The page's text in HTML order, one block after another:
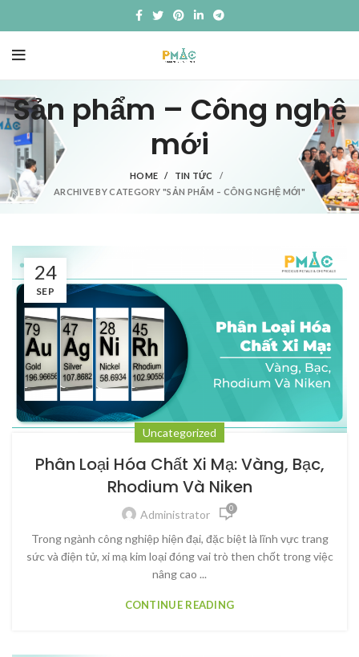
Sản phẩm – Công nghệ
mới
HOME
TIN TỨC
ARCHIVE BY CATEGORY "SẢN PHẨM – CÔNG NGHỆ MỚI"
24
SEP
Uncategorized
Phân Loại Hóa Chất Xi Mạ: Vàng, Bạc,
Rhodium Và Niken
Administrator 0
Trong ngành công nghiệp hiện đại, đặc biệt là lĩnh vực trang
sức và điện tử, xi mạ kim loại đóng vai trò then chốt trong việc
nâng cao ...
CONTINUE READING